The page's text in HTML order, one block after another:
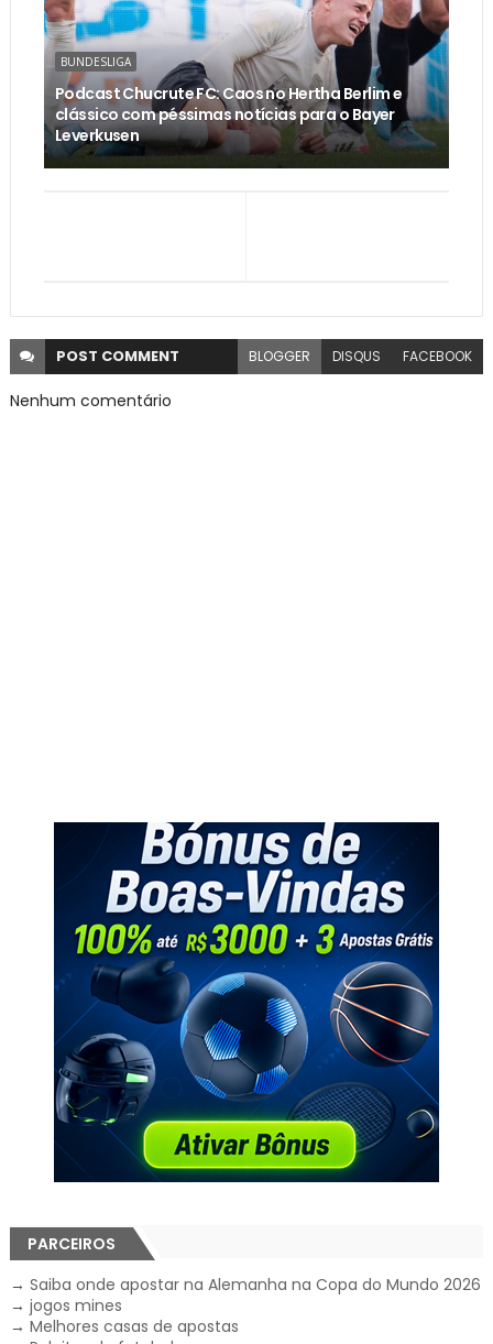
BUNDESLIGA
Podcast Chucrute FC: Caos no Hertha Berlim e
clássico com péssimas notícias para o Bayer
Leverkusen
POST COMMENT BLOGGER DISQUS FACEBOOK
Nenhum comentário
PARCEIROS
→ Saiba onde apostar na Alemanha na Copa do Mundo 2026
→ jogos mines
→ Melhores casas de apostas